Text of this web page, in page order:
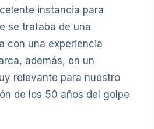
instancia para
se trataba de una
con una experiencia
además, en un
relevante para nuestro
de los 50 años del golpe